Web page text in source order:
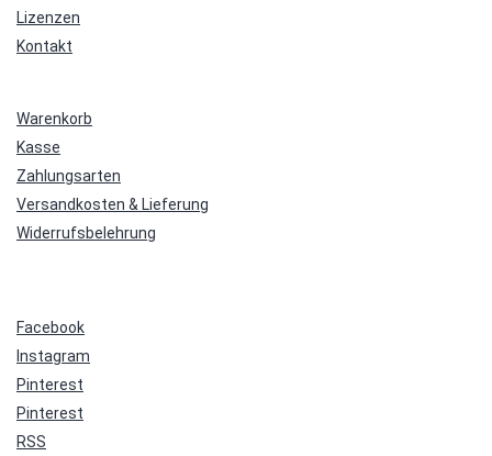
Lizenzen
Kontakt
Warenkorb
Kasse
Zahlungsarten
Versandkosten & Lieferung
Widerrufsbelehrung
Facebook
Instagram
Pinterest
Pinterest
RSS